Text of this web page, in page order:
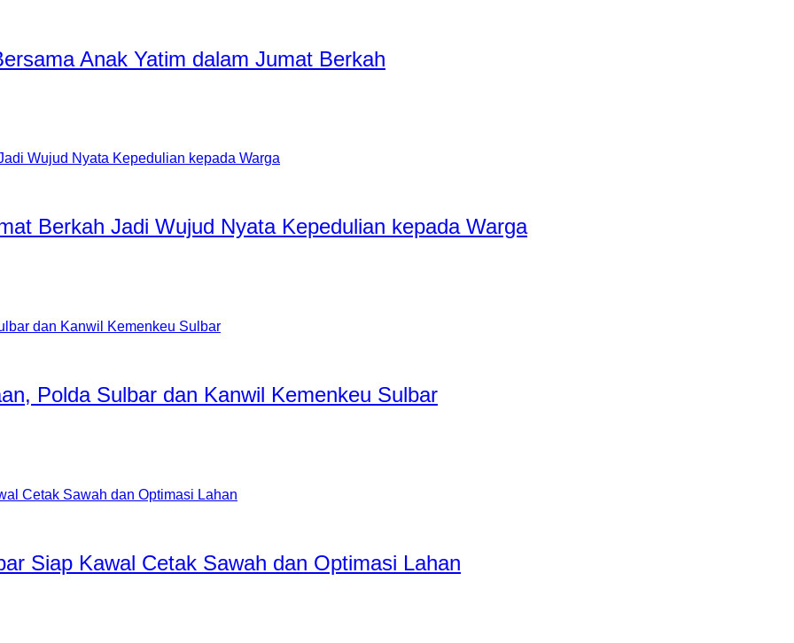
Anak Yatim dalam Jumat Berkah
Berkah Jadi Wujud Nyata Kepedulian kepada Warga
Polda Sulbar dan Kanwil Kemenkeu Sulbar
Siap Kawal Cetak Sawah dan Optimasi Lahan